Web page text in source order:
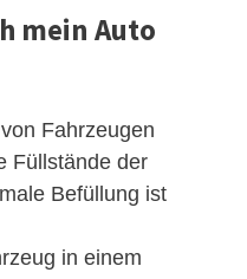
mein Auto
Fahrzeugen
Füllstände der
Befüllung ist
in einem